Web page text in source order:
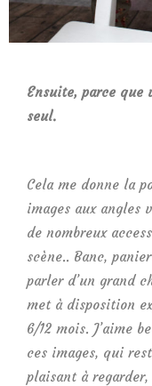
Ensuite, parce
seul.
Cela me donne la
images aux angles
de nombreux
scène.. Banc,
parler d’un grand
met à disposition
6/12 mois. J’aime
ces images, qui
plaisant à